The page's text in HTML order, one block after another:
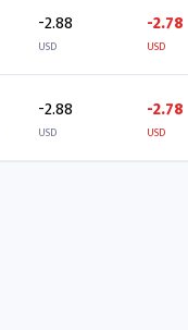
-2.88
USD
-2.78
USD
-2.88
USD
-2.78
USD